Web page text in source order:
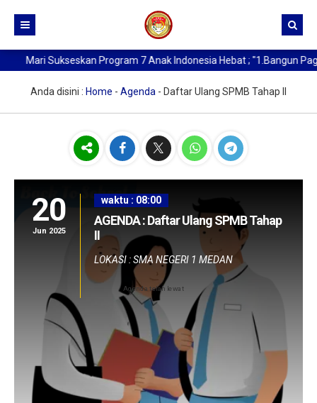
Beranda
Kurikulum
Profil SMA Negeri 1 Medan
Sejarah Berdirinya SMAN 1 Medan
Profil Sekolah
Profil Kepala Sekolah
Buat Kartu Pelajar
Berita
Mari Sukseskan Program 7 Anak Indonesia Hebat ; "1.Bangun
Anda disini : Home - Agenda - Daftar Ulang SPMB Tahap II
20
Jun 2025
waktu : 08:00
AGENDA : Daftar Ulang SPMB Tahap
II
LOKASI : SMA NEGERI 1 MEDAN
Agenda telah lewat